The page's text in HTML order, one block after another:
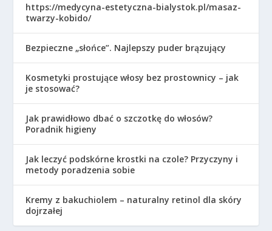
https://medycyna-estetyczna-bialystok.pl/masaz-
twarzy-kobido/
Bezpieczne „słońce”. Najlepszy puder brązujący
Kosmetyki prostujące włosy bez prostownicy – jak
je stosować?
Jak prawidłowo dbać o szczotkę do włosów?
Poradnik higieny
Jak leczyć podskórne krostki na czole? Przyczyny i
metody poradzenia sobie
Kremy z bakuchiolem – naturalny retinol dla skóry
dojrzałej